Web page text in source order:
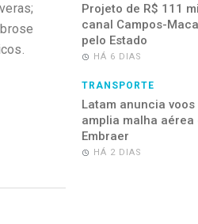
Projeto de R$ 111
canal Campos-
pelo Estado
HÁ 6 DIAS
TRANSPORTE
Latam anuncia
amplia malha
Embraer
HÁ 2 DIAS